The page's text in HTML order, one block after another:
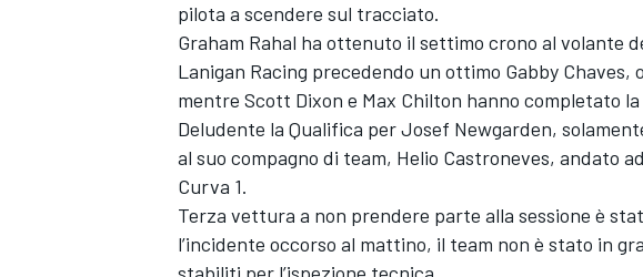
pilota a scendere sul tracciato.
Graham Rahal ha ottenuto il settimo crono al volante
Lanigan Racing precedendo un ottimo Gabby
mentre Scott Dixon e Max Chilton hanno completato
Deludente la Qualifica per Josef Newgarden,
al suo compagno di team, Helio Castroneves, andato
Curva 1.
Terza vettura a non prendere parte alla sessione è
l’incidente occorso al mattino, il team non è stato in